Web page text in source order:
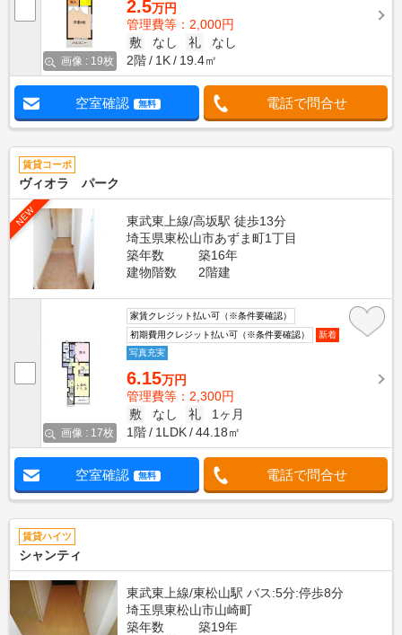
画像 : 19枚
2.5万円
管理費等：2,000円
敷
なし 礼
なし
2階
1K 19.4㎡
空室確認 無料 電話で問合せ
賃貸コーポ
ヴィオラ パーク
NEW
東武東上線/高坂駅 徒歩13分
埼玉県東松山市あずま町1丁目
築年数
築16年
建物階数
2階建
画像 : 17枚
家賃クレジット払い可（※条件要確認）
初期費用クレジット払い可（※条件要確認）
新着
写真充実
6.15万円
管理費等：2,300円
敷
なし 礼
1ヶ月
1階
1LDK 44.18㎡
空室確認 無料 電話で問合せ
賃貸ハイツ
シャンティ
東武東上線/東松山駅 バス:5分:停歩8分
埼玉県東松山市山崎町
築年数
築19年